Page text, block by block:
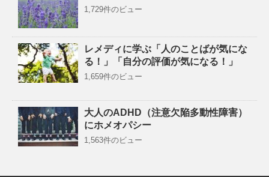
1,729件のビュー
レメディに学ぶ「人のことばが気にな
る！」「自分の評価が気になる！」
1,659件のビュー
大人のADHD（注意欠陥多動性障害）
にホメオパシー
1,563件のビュー